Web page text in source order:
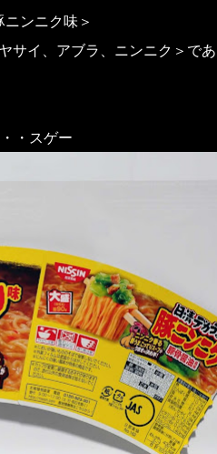
ンニク味＞
イ、アブラ、ニンニク＞であ
・スゲー